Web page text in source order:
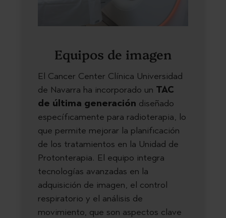
Equipos de imagen
El Cancer Center Clínica Universidad
de Navarra ha incorporado un TAC
de última generación diseñado
específicamente para radioterapia, lo
que permite mejorar la planificación
de los tratamientos en la Unidad de
Protonterapia. El equipo integra
tecnologías avanzadas en la
adquisición de imagen, el control
respiratorio y el análisis de
movimiento, que son aspectos clave